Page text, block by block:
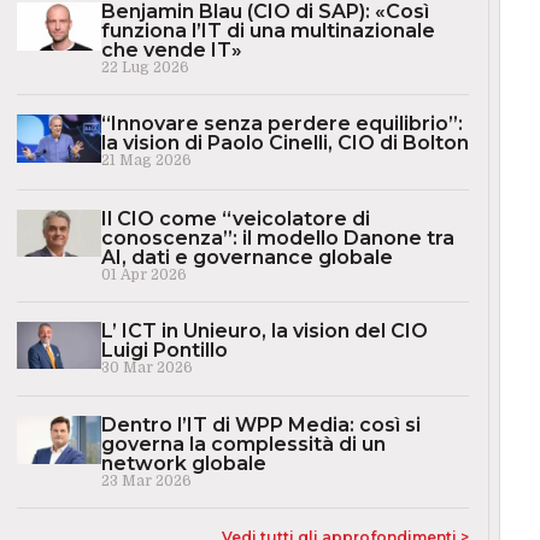
Benjamin Blau (CIO di SAP): «Così
funziona l’IT di una multinazionale
che vende IT»
22 Lug 2026
“Innovare senza perdere equilibrio”:
la vision di Paolo Cinelli, CIO di Bolton
21 Mag 2026
Il CIO come “veicolatore di
conoscenza”: il modello Danone tra
AI, dati e governance globale
01 Apr 2026
L’ ICT in Unieuro, la vision del CIO
Luigi Pontillo
30 Mar 2026
Dentro l’IT di WPP Media: così si
governa la complessità di un
network globale
23 Mar 2026